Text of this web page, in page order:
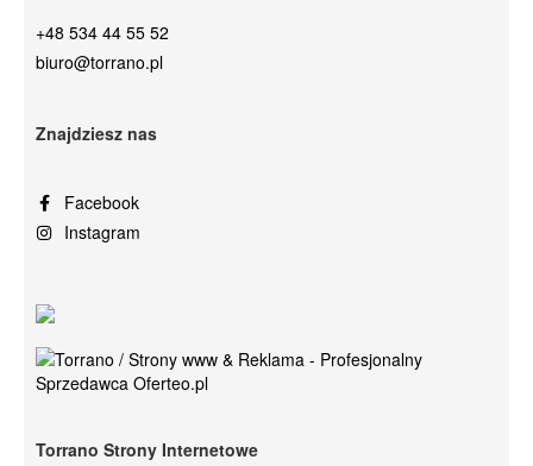
+48 534 44 55 52
biuro@torrano.pl
Znajdziesz nas
Facebook
Instagram
Torrano Strony Internetowe